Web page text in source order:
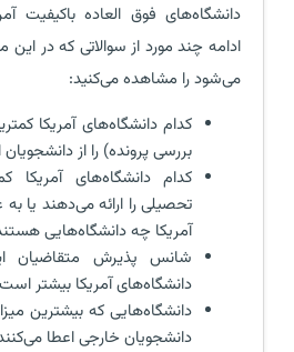
دانشگاه‌های فوق العاده باکیفیت
ادامه چند مورد از سوالاتی که در این
می‌شود را مشاهده می‌کنید:
کدام دانشگاه‌های آمریکا
بررسی پرونده) را از
کدام دانشگاه‌های آمریکا
تحصیلی را ارائه می‌دهند یا به
آمریکا چه دانشگاه‌هایی
شانس پذیرش متقاضیان
دانشگاه‌های آمریکا بیشتر
دانشگاه‌هایی که بیشترین
دانشجویان خارجی اعطا